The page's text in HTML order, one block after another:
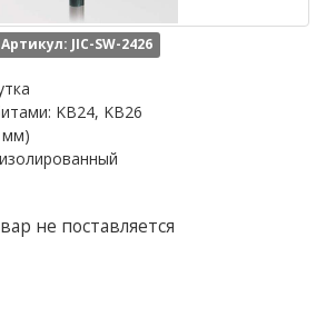
Артикул: JIC-SW-2426
KB24, KB26
мм)
не поставляется